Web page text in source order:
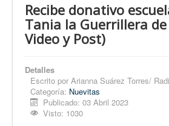
Nuevitas
Noticias
Fotorreportaje
Opinión
En audio
Recibe donativo
Tania la Guerrillera
Video y Post)
Detalles
Escrito por Arianna Suárez Torres/
Categoría: Nuevitas
Publicado: 03 Abril 2023
Visto: 1030